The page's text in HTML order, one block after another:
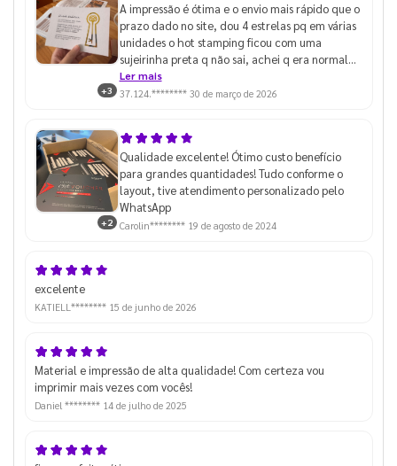
+3
A impressão é ótima e o envio mais rápido que o
prazo dado no site, dou 4 estrelas pq em várias
unidades o hot stamping ficou com uma
sujeirinha preta q não sai, achei q era normal
até pegar algumas unidades que estava
perfeito
Ler mais
37.124.******** 30 de março de 2026
+2
Qualidade excelente! Ótimo custo benefício
para grandes quantidades! Tudo conforme o
layout, tive atendimento personalizado pelo
WhatsApp
Carolin******** 19 de agosto de 2024
excelente
KATIELL******** 15 de junho de 2026
Material e impressão de alta qualidade! Com certeza vou
imprimir mais vezes com vocês!
Daniel ******** 14 de julho de 2025